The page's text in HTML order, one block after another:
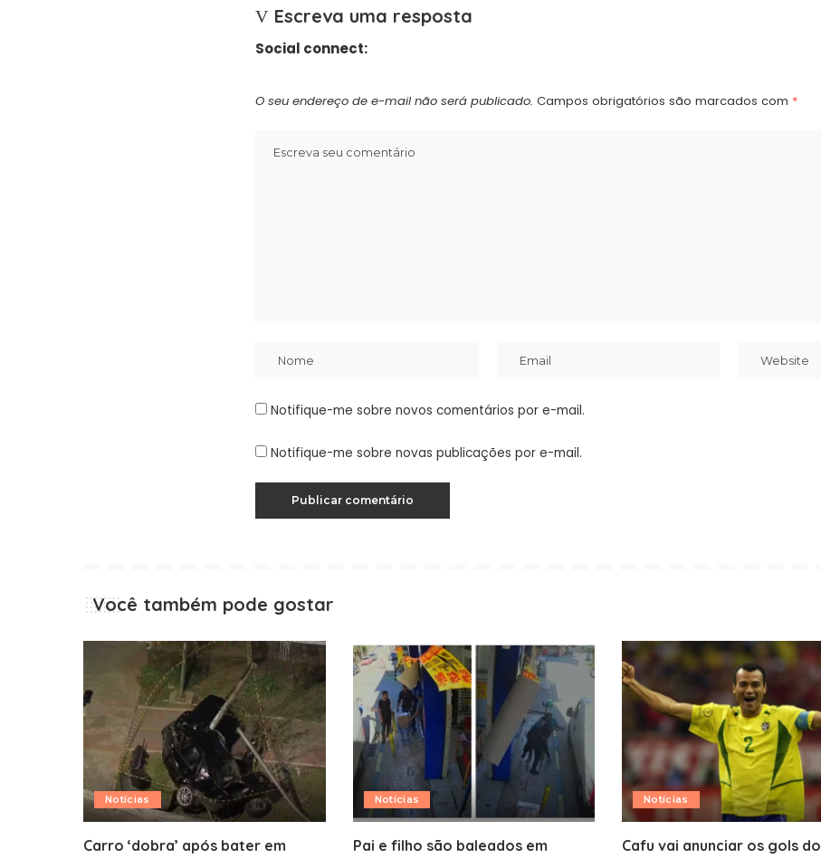
Escreva uma resposta
Social connect:
O seu endereço de e-mail não será publicado. Campos obrigatórios são marcados com *
Notifique-me sobre novos comentários por e-mail.
Notifique-me sobre novas publicações por e-mail.
Você também pode gostar
Notícias
Carro ‘dobra’ após bater em
Notícias
Pai e filho são baleados em
Notícias
Cafu vai anunciar os gols do